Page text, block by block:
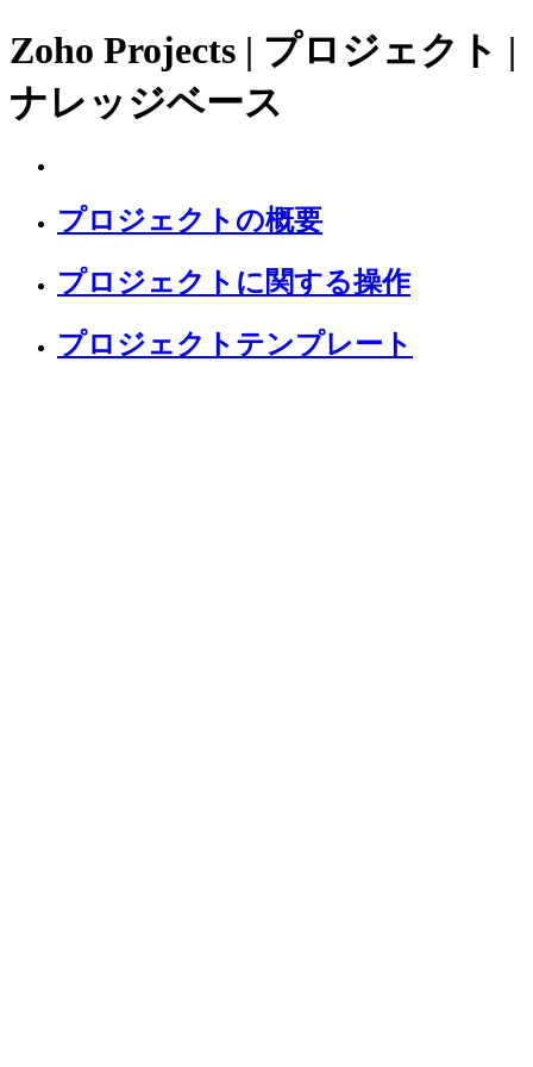
Zoho Projects | プロジェクト |
ナレッジベース
プロジェクトの概要
プロジェクトに関する操作
プロジェクトテンプレート